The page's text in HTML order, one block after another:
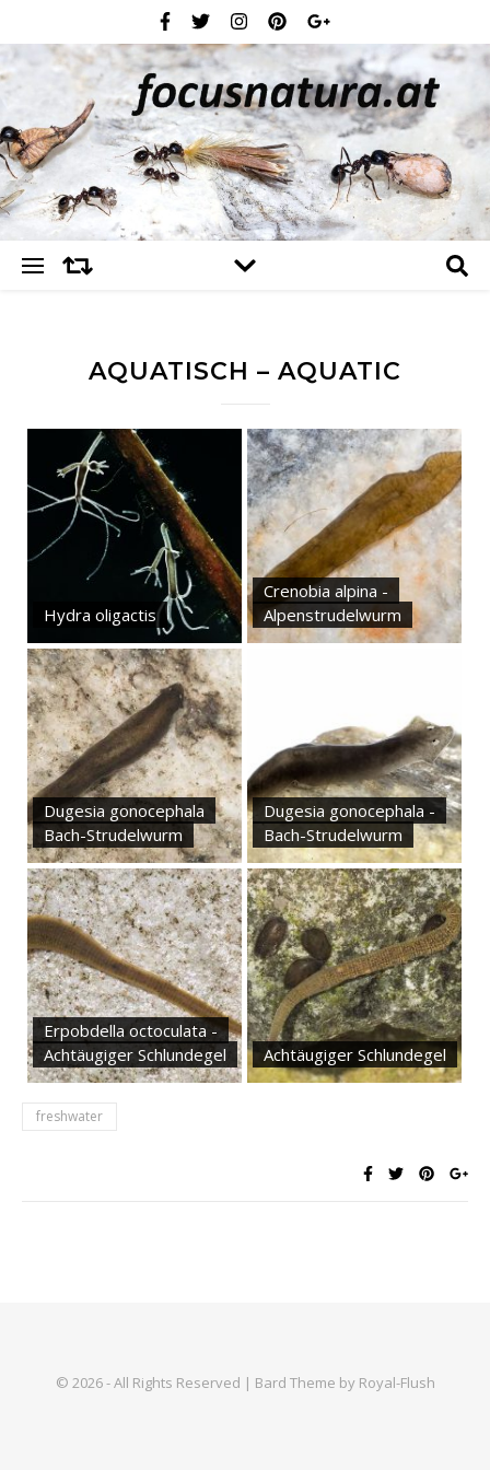
AQUATISCH – AQUATIC
Hydra oligactis
Crenobia alpina -
Alpenstrudelwurm
Dugesia gonocephala
Bach-Strudelwurm
Dugesia gonocephala -
Bach-Strudelwurm
Erpobdella octoculata -
Achtäugiger Schlundegel
Achtäugiger Schlundegel
freshwater
© 2026 - All Rights Reserved | Bard Theme by Royal-Flush